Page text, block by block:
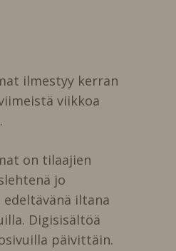
ilmestyy kerran
viikkoa
on tilaajien
jo
iltana
Digisisältöä
päivittäin.